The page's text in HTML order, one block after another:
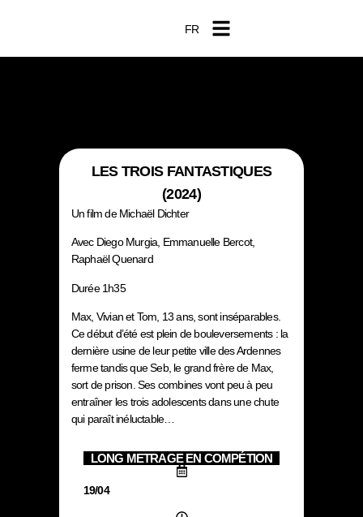
FR
EN
LES TROIS FANTASTIQUES
(2024)
Un film de Michaël Dichter
Avec Diego Murgia, Emmanuelle Bercot,
Raphaël Quenard
Durée 1h35
Max, Vivian et Tom, 13 ans, sont inséparables.
Ce début d’été est plein de bouleversements : la
dernière usine de leur petite ville des Ardennes
ferme tandis que Seb, le grand frère de Max,
sort de prison. Ses combines vont peu à peu
entraîner les trois adolescents dans une chute
qui paraît inéluctable…
LONG METRAGE EN COMPÉTION
19/04